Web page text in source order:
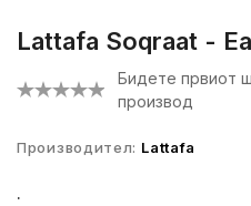
Lattafa Soqraat -
Бидете првиот
производ
Производител: Lattafa
.